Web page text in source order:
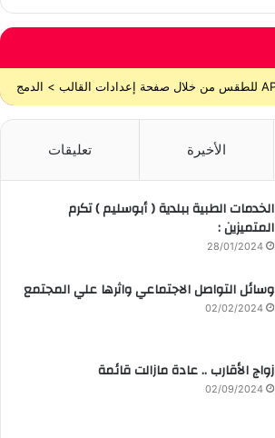
الأخيرة تعليقات
الخدمات الطبية ببلدية ( أبوسليم ) تكرم
المتميزين :
28/01/2024
وسائل التواصل الاجتماعي واثرها علي المجتمع
02/02/2024
زواج الأقارب .. عادة مازالت قائمة
02/09/2024